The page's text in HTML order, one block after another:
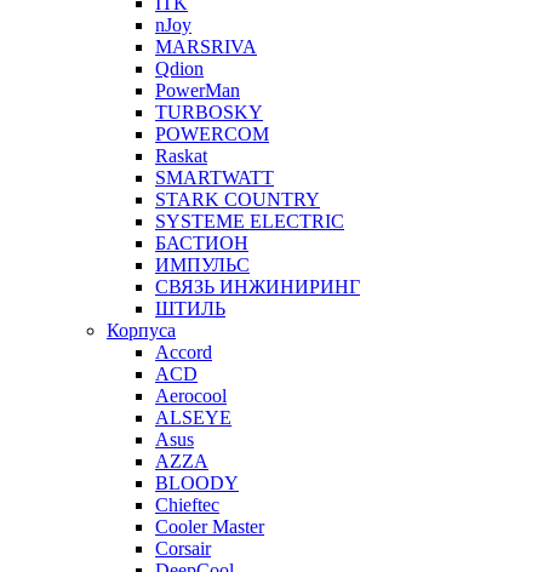
nJoy
MARSRIVA
Qdion
PowerMan
TURBOSKY
POWERCOM
Raskat
SMARTWATT
STARK COUNTRY
SYSTEME ELECTRIC
БАСТИОН
ИМПУЛЬС
СВЯЗЬ ИНЖИНИРИНГ
ШТИЛЬ
Корпуса
Accord
ACD
Aerocool
ALSEYE
Asus
AZZA
BLOODY
Chieftec
Cooler Master
Corsair